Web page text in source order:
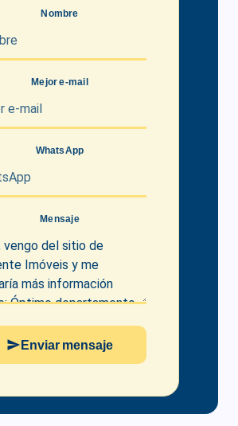
Nombre
Mejor e-mail
WhatsApp
Mensaje
Enviar mensaje